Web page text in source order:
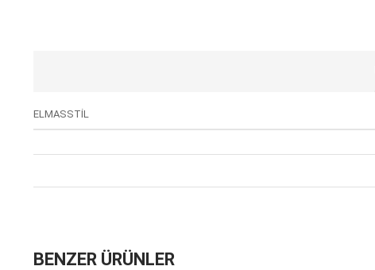
ELMASSTİL
BENZER ÜRÜNLER